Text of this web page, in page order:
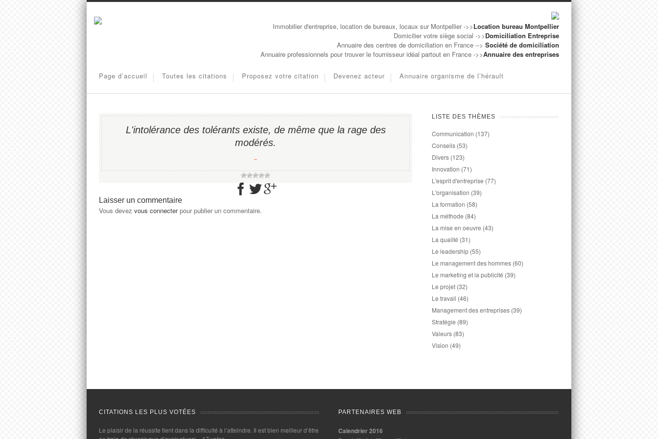
Immobilier d'entreprise, location de bureaux, locaux sur Montpellier ->>Location bureau Montpellier
Domicilier votre siège social ->>Domiciliation Entreprise
Annuaire des centres de domiciliation en France --> Société de domiciliation
Annuaire professionnels pour trouver le fournisseur idéal partout en France ->>Annuaire des entreprises
Page d’accueil Toutes les citations Proposez votre citation Devenez acteur Annuaire organisme de l’hérault
L'intolérance des tolérants existe, de même que la rage des
modérés.
−
Laisser un commentaire
Vous devez vous connecterpour publier un commentaire.
LISTE DES THÈMES
Communication (137)
Conseils (53)
Divers (123)
Innovation (71)
L'esprit d'entreprise (77)
L'organisation (39)
La formation (58)
La méthode (84)
La mise en oeuvre (43)
La qualité (31)
Le leadership (55)
Le management des hommes (60)
Le marketing et la publicité (39)
Le projet (32)
Le travail (46)
Management des entreprises (39)
Stratégie (89)
Valeurs (83)
Vision (49)
CITATIONS LES PLUS VOTÉES
Le plaisir de la réussite tient dans la difficulté à l’atteindre. Il est bien meilleur d’être
PARTENAIRES WEB
Calendrier 2016